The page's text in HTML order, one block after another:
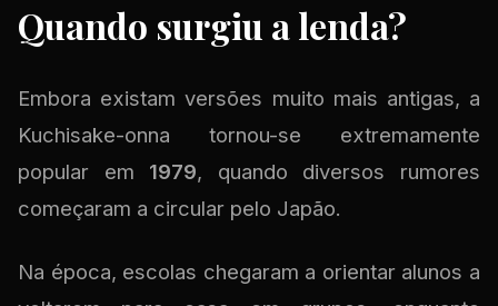
Quando surgiu a lenda?
Embora existam versões muito mais antigas, a
Kuchisake-onna tornou-se extremamente
popular em 1979, quando diversos rumores
começaram a circular pelo Japão.
Na época, escolas chegaram a orientar alunos a